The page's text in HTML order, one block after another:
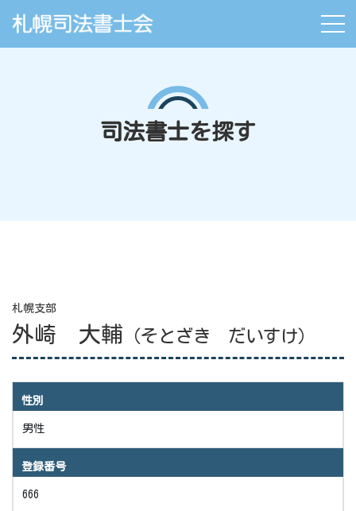
司法書士を探す
札幌支部
外崎 大輔 （そとざき だいすけ）
性別
男性
登録番号
666